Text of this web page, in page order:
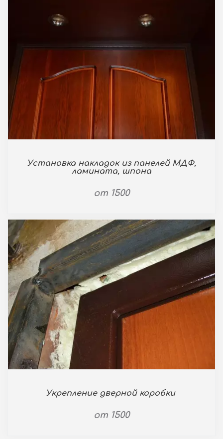
Установка накладок из панелей МДФ,
ламината, шпона
от 1500
Укрепление дверной коробки
от 1500